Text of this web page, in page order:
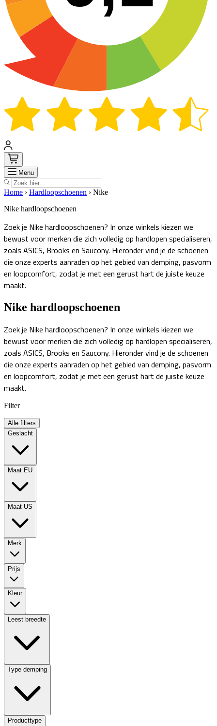
Menu Zoek
Home › Hardloopschoenen › Nike
Nike hardloopschoenen
Zoek je Nike hardloopschoenen? In onze winkels kiezen we
bewust voor merken die zich volledig op hardlopen specialiseren,
zoals ASICS, Brooks en Saucony. Hieronder vind je de schoenen
die onze experts aanraden op het gebied van demping, pasvorm
en loopcomfort, zodat je met een gerust hart de juiste keuze
maakt.
Nike hardloopschoenen
Zoek je Nike hardloopschoenen? In onze winkels kiezen we
bewust voor merken die zich volledig op hardlopen specialiseren,
zoals ASICS, Brooks en Saucony. Hieronder vind je de schoenen
die onze experts aanraden op het gebied van demping, pasvorm
en loopcomfort, zodat je met een gerust hart de juiste keuze
maakt.
Filter
Alle filters
Geslacht
Maat EU
Maat US
Merk
Prijs
Kleur
Leest breedte
Type demping
Producttype